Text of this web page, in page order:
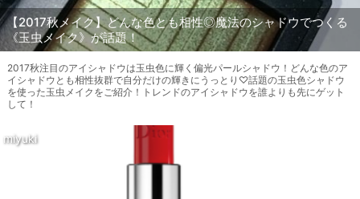
【2017秋メイク】どんな色とも相性◎魔法のシャドウでつくる
《玉虫メイク》が話題！
2017秋注目のアイシャドウは玉虫色に輝く偏光パールシャドウ！どんな色のア
イシャドウとも相性抜群で自分だけの輝きにうっとり♡話題の玉虫色シャドウ
を使った玉虫メイクをご紹介！トレンドのアイシャドウを誰よりも先にゲット
して！
miyuki